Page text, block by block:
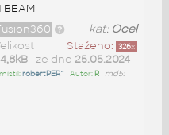
BEAM
kat: Ocel
Staženo: 326x
• ze dne 25.05.2024
robertPER^ • Autor: R• md5: